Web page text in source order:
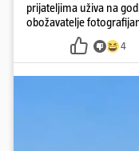
prijateljima uživa na
obožavatelje
4